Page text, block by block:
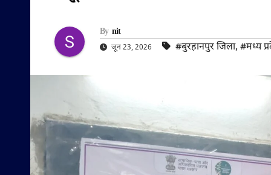
By nit
जून 23, 2026 #बुरहानपुर जिला, #मध्य